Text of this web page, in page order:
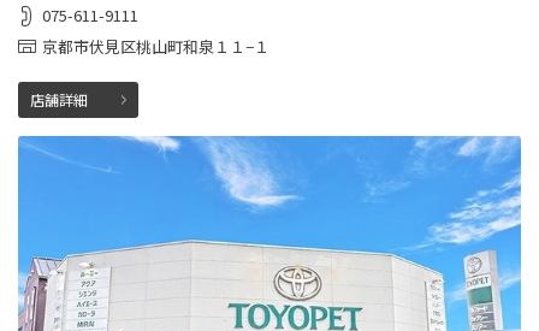
075-611-9111
京都市伏見区桃山町和泉１１−１
店舗詳細